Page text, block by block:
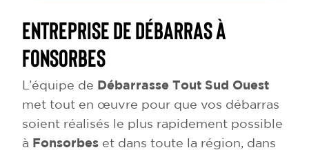
Entreprise de débarras à
Fonsorbes
L’équipe de
Débarrasse Tout Sud Ouest
met tout en œuvre pour que vos débarras
soient réalisés le plus rapidement possible
à
Fonsorbes et dans toute la région, dans